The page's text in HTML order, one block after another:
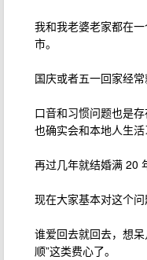
我和我老婆老家都在
市。
国庆或者五一回家经
口音和习惯问题也是
也确实会和本地人生活
再过几年就结婚满 20
现在大家基本对这个问
谁爱回去就回去，想
顺”这类费心了。